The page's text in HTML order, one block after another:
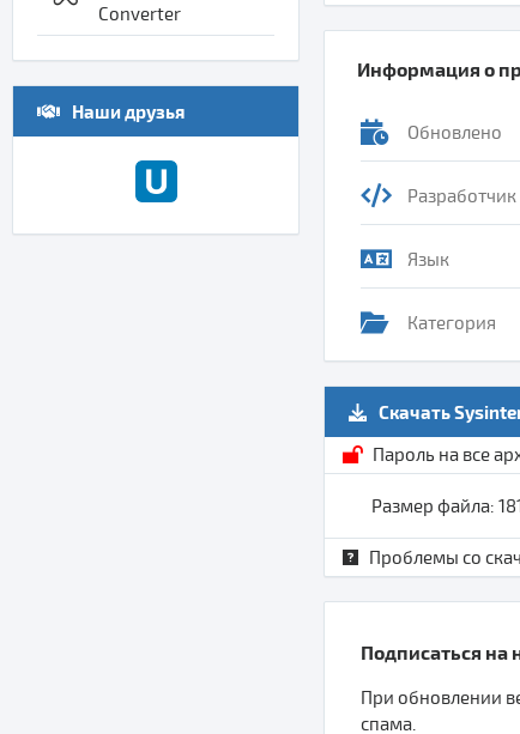
Информация о
Обновлено
Разработчик
Язык
Категория
Скачать
Пароль на все
Размер файла:
Проблемы со
Подписаться на
При обновлении
спама.
Converter
Наши друзья